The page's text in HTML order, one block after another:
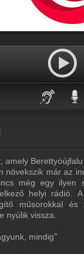
amely
növekszik már az
még egy
helyi rádió.
műsorokkal
nyúlik vissza.
mindig"